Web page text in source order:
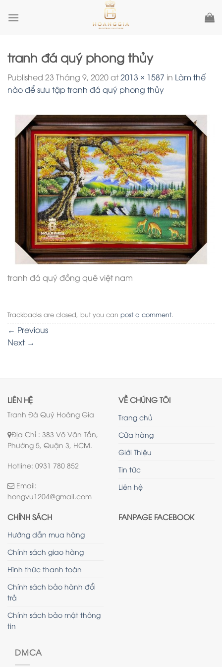
tranh đá quý phong thủy
Published 23 Tháng 9, 2020at2013 × 1587 in Làm thế
nào để sưu tập tranh đá quý phong thủy
tranh đá quý đồng quê việt nam
Trackbacks are closed, but you can post a comment.
← Previous
Next →
LIÊN HỆ
Tranh Đá Quý Hoàng Gia
Địa Chỉ : 383 Võ Văn Tần,
Phường 5, Quận 3, HCM.
Hotline: 0931 780 852
Email:
hongvu1204@gmail.com
VỀ CHÚNG TÔI
Trang chủ
Cửa hàng
Giới Thiệu
Tin tức
Liên hệ
CHÍNH SÁCH
Hướng dẫn mua hàng
Chính sách giao hàng
Hình thức thanh toán
Chính sách bảo hành đổi
trả
Chính sách bảo mật thông
tin
DMCA
FANPAGE FACEBOOK